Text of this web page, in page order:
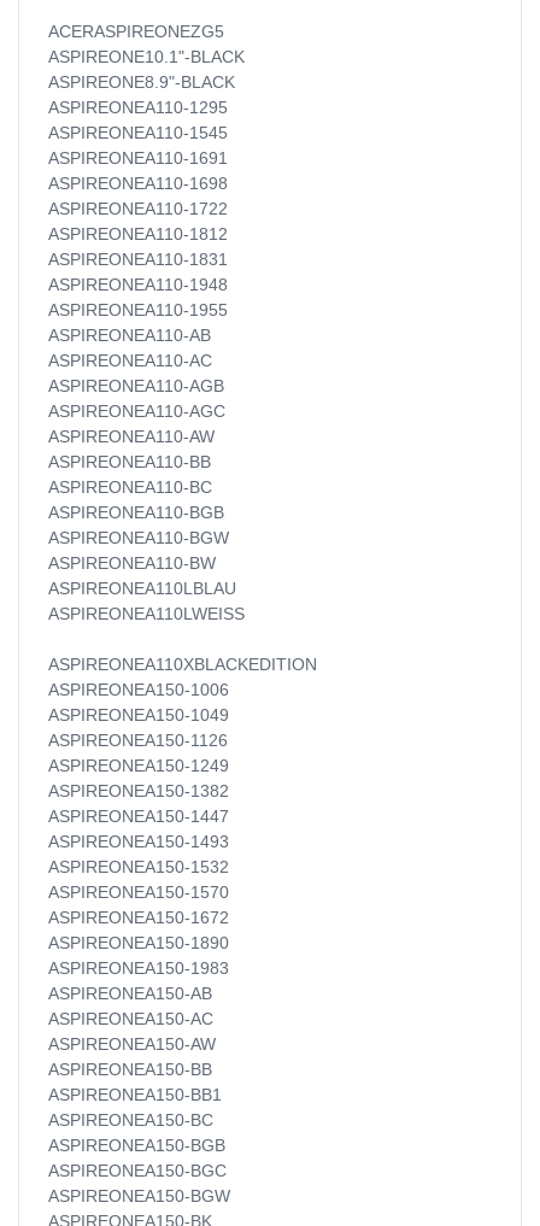
ACERASPIREONEZG5
ASPIREONE10.1"-BLACK
ASPIREONE8.9"-BLACK
ASPIREONEA110-1295
ASPIREONEA110-1545
ASPIREONEA110-1691
ASPIREONEA110-1698
ASPIREONEA110-1722
ASPIREONEA110-1812
ASPIREONEA110-1831
ASPIREONEA110-1948
ASPIREONEA110-1955
ASPIREONEA110-AB
ASPIREONEA110-AC
ASPIREONEA110-AGB
ASPIREONEA110-AGC
ASPIREONEA110-AW
ASPIREONEA110-BB
ASPIREONEA110-BC
ASPIREONEA110-BGB
ASPIREONEA110-BGW
ASPIREONEA110-BW
ASPIREONEA110LBLAU
ASPIREONEA110LWEISS
ASPIREONEA110XBLACKEDITION
ASPIREONEA150-1006
ASPIREONEA150-1049
ASPIREONEA150-1126
ASPIREONEA150-1249
ASPIREONEA150-1382
ASPIREONEA150-1447
ASPIREONEA150-1493
ASPIREONEA150-1532
ASPIREONEA150-1570
ASPIREONEA150-1672
ASPIREONEA150-1890
ASPIREONEA150-1983
ASPIREONEA150-AB
ASPIREONEA150-AC
ASPIREONEA150-AW
ASPIREONEA150-BB
ASPIREONEA150-BB1
ASPIREONEA150-BC
ASPIREONEA150-BGB
ASPIREONEA150-BGC
ASPIREONEA150-BGW
ASPIREONEA150-BK